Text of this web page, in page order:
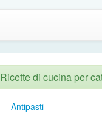
Ricette di cucina per
Antipasti